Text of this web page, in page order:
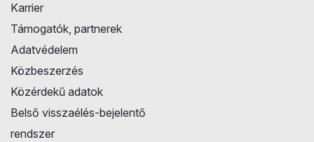
Karrier
Támogatók, partnerek
Adatvédelem
Közbeszerzés
Közérdekű adatok
Belső visszaélés-bejelentő
rendszer